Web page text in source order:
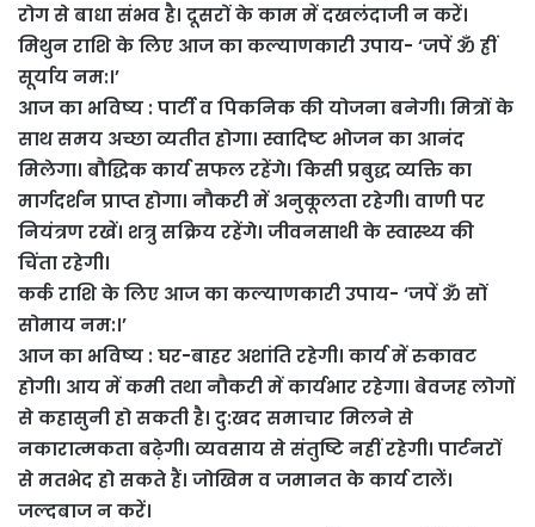
रोग से बाधा संभव है। दूसरों के काम में दखलंदाजी न करें।
मिथुन राशि के लिए आज का कल्याणकारी उपाय- ‘जपें ॐ ह्रीं
सूर्याय नम:।’
आज का भविष्य : पार्टी व पिकनिक की योजना बनेगी। मित्रों के
साथ समय अच्‍छा व्यतीत होगा। स्वादिष्ट भोजन का आनंद
मिलेगा। बौद्धिक कार्य सफल रहेंगे। किसी प्रबुद्ध व्यक्ति का
मार्गदर्शन प्राप्त होगा। नौकरी में अनुकूलता रहेगी। वाणी पर
नियंत्रण रखें। शत्रु सक्रिय रहेंगे। जीवनसाथी के स्वास्थ्य की
चिंता रहेगी।
कर्क राशि के लिए आज का कल्याणकारी उपाय- ‘जपें ॐ सों
सोमाय नम:।’
आज का भविष्य : घर-बाहर अशांति रहेगी। कार्य में रुकावट
होगी। आय में कमी तथा नौकरी में कार्यभार रहेगा। बेवजह लोगों
से कहासुनी हो सकती है। दु:खद समाचार मिलने से
नकारात्मकता बढ़ेगी। व्यवसाय से संतुष्टि नहीं रहेगी। पार्टनरों
से मतभेद हो सकते हैं। जोखिम व जमानत के कार्य टालें।
जल्दबाज न करें।